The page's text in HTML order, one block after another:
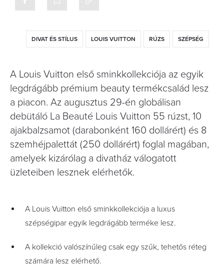
DIVAT ÉS STÍLUS LOUIS VUITTON RÚZS SZÉPSÉG
A Louis Vuitton első sminkkollekciója az egyik
legdrágább prémium beauty termékcsalád lesz
a piacon. Az augusztus 29-én globálisan
debütáló La Beauté Louis Vuitton 55 rúzst, 10
ajakbalzsamot (darabonként 160 dollárért) és 8
szemhéjpalettát (250 dollárért) foglal magában,
amelyek kizárólag a divatház válogatott
üzleteiben lesznek elérhetők.
A Louis Vuitton első sminkkollekciója a luxus
szépségipar egyik legdrágább terméke lesz.
A kollekció valószínűleg csak egy szűk, tehetős réteg
számára lesz elérhető.